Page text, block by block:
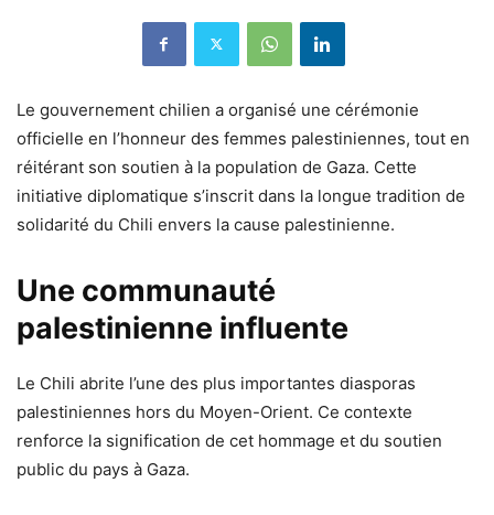
Le gouvernement chilien a organisé une cérémonie
officielle en l’honneur des femmes palestiniennes, tout en
réitérant son soutien à la population de Gaza. Cette
initiative diplomatique s’inscrit dans la longue tradition de
solidarité du Chili envers la cause palestinienne.
Une communauté
palestinienne influente
Le Chili abrite l’une des plus importantes diasporas
palestiniennes hors du Moyen-Orient. Ce contexte
renforce la signification de cet hommage et du soutien
public du pays à Gaza.